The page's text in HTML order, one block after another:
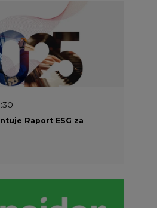
Raport ESG za